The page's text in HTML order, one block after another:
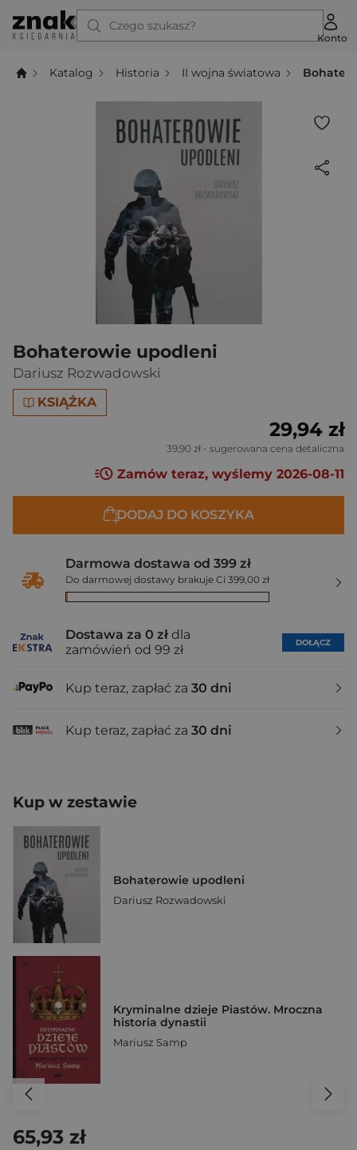
Czego szukasz?
Konto
Katalog Historia II wojna światowa
Bohaterowie upodleni
Dariusz Rozwadowski
KSIĄŻKA
29,94 zł
39,90 zł - sugerowana cena detaliczna
Zamów teraz, wyślemy 2026-08-11
DODAJ DO KOSZYKA
Darmowa dostawa od 399 zł
Do darmowej dostawy brakuje Ci 399,00 zł
Dostawa za 0 zł dla
zamówień od 99 zł
DOŁĄCZ
Kup teraz, zapłać za 30 dni
Kup teraz, zapłać za 30 dni
Kup w zestawie
Bohaterowie upodleni
Dariusz Rozwadowski
Kryminalne dzieje Piastów. Mroczna
historia dynastii
Mariusz Samp
65,93 zł